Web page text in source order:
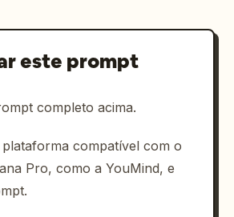
este prompt
completo acima.
compatível com o
Pro, como a YouMind, e